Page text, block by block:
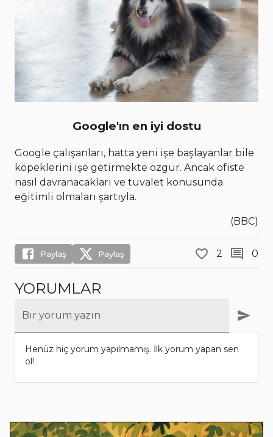
Google'ın en iyi dostu
Google çalışanları, hatta yeni işe başlayanlar bile
köpeklerini işe getirmekte özgür. Ancak ofiste
nasıl davranacakları ve tuvalet konusunda
eğitimli olmaları şartıyla.
(BBC)
Paylaş Paylaş 2 0
YORUMLAR
Bir yorum yazın
Henüz hiç yorum yapılmamış. İlk yorum yapan sen
ol!